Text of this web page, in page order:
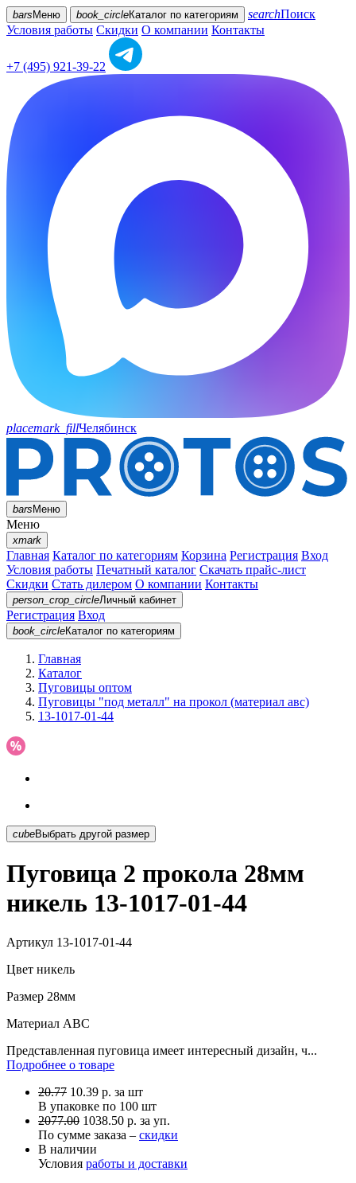
bars Меню book_circleКаталог по категориям searchПоиск
Условия работы Скидки О компании Контакты
+7 (495) 921-39-22
placemark_fillЧелябинск
barsМеню
Меню
xmark
Главная Каталог по категориям Корзина Регистрация Вход
Условия работы Печатный каталог Скачать прайс-лист
Скидки Стать дилером О компании Контакты
person_crop_circleЛичный кабинет
Регистрация Вход
book_circleКаталог по категориям
Главная
Каталог
Пуговицы оптом
Пуговицы "под металл" на прокол (материал авс)
13-1017-01-44
cubeВыбрать другой размер
Пуговица 2 прокола 28мм
никель 13-1017-01-44
Артикул 13-1017-01-44
Цвет никель
Размер 28мм
Материал АВС
Представленная пуговица имеет интересный дизайн, ч...
Подробнее о товаре
20.77 10.39 р. за шт
В упаковке по 100 шт
2077.00 1038.50 р. за уп.
По сумме заказа – скидки
В наличии
Условия работы и доставки